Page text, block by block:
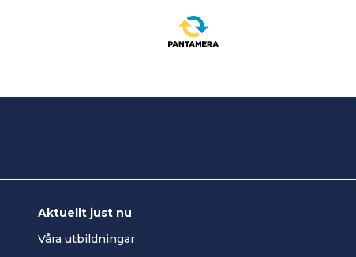
Aktuellt just nu
Våra utbildningar